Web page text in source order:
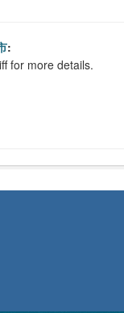
:
for more details.